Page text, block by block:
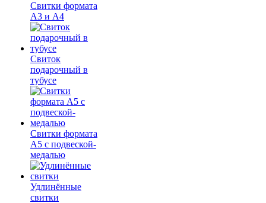
Свитки формата
А3 и А4
Свиток
подарочный в
тубусе
Свитки формата
А5 с подвеской-
медалью
Удлинённые
свитки